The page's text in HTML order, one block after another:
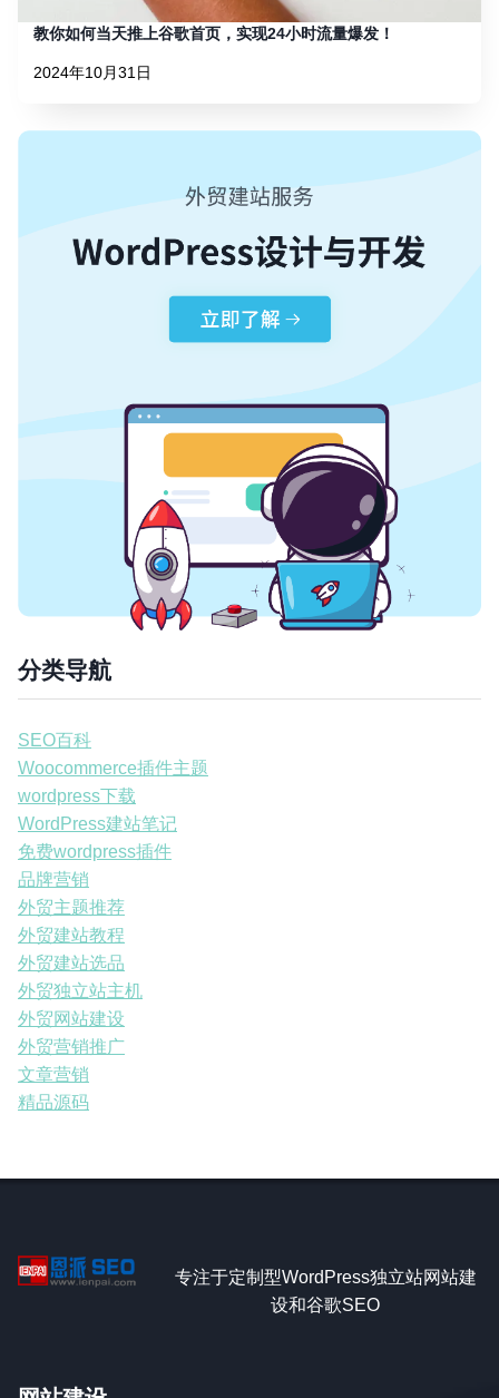
教你如何当天推上谷歌首页，实现24小时流量爆发！
2024年10月31日
分类导航
SEO百科
Woocommerce插件主题
wordpress下载
WordPress建站笔记
免费wordpress插件
品牌营销
外贸主题推荐
外贸建站教程
外贸建站选品
外贸独立站主机
外贸网站建设
外贸营销推广
文章营销
精品源码
专注于定制型WordPress独立站网站建
设和谷歌SEO